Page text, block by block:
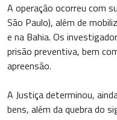
A operação ocorreu com
São Paulo), além de
e na Bahia. Os
prisão preventiva, bem
apreensão.
A Justiça determinou,
bens, além da quebra do